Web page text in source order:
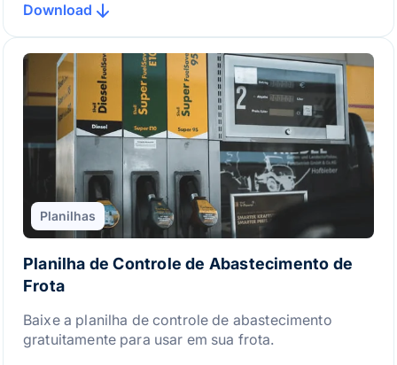
Download
Planilhas
Planilha de Controle de Abastecimento de
Frota
Baixe a planilha de controle de abastecimento
gratuitamente para usar em sua frota.